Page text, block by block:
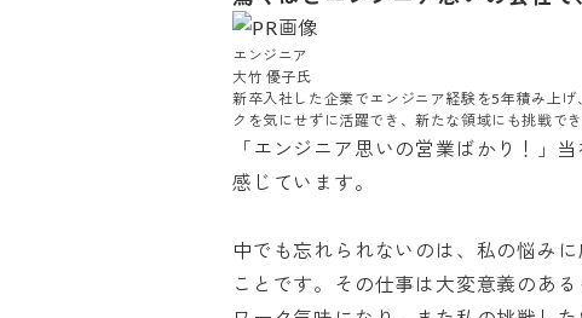
エンジニア
大竹 優子氏
新卒入社した企業でエンジニア経験を5年積み上
クを気にせずに活躍でき、新たな領域にも挑戦で
「エンジニア思いの営業ばかり！」
感じています。
中でも忘れられないのは、私の悩み
ことです。その仕事は大変意義のあ